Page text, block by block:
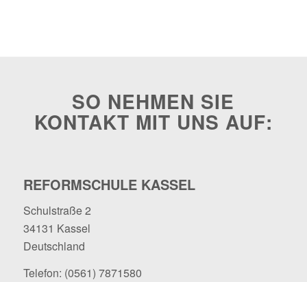
SO NEHMEN SIE
KONTAKT MIT UNS AUF:
REFORMSCHULE KASSEL
Schulstraße 2
34131 Kassel
Deutschland
Telefon: (0561) 7871580